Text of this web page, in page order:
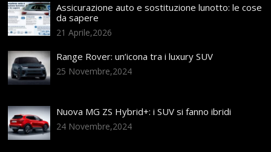
Assicurazione auto e sostituzione lunotto: le cose
da sapere
21 Aprile,2026
Range Rover: un’icona tra i luxury SUV
25 Novembre,2024
Nuova MG ZS Hybrid+: i SUV si fanno ibridi
24 Novembre,2024